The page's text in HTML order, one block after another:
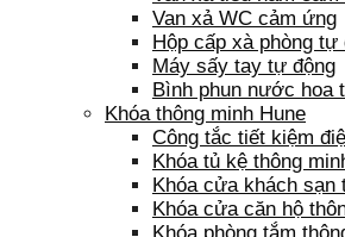
Van xả WC cảm ứng
Hộp cấp xà phòng tự
Máy sấy tay tự động
Bình phun nước hoa
Khóa thông minh Hune
Công tắc tiết kiệm
Khóa tủ kệ thông
Khóa cửa khách sạn
Khóa cửa căn hộ